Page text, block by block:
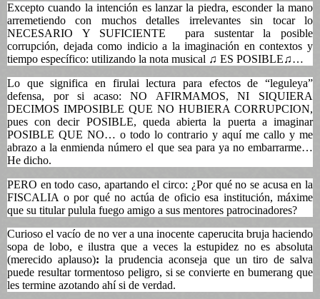
Excepto cuando la intención es lanzar la piedra, esconder la mano
arremetiendo con muchos detalles irrelevantes sin tocar lo
NECESARIO Y SUFICIENTE
para sustentar la posible
corrupción, dejada como indicio a la imaginación en contextos y
tiempo específico: utilizando la nota musical ♫ ES POSIBLE♫…
Lo que significa en firulai lectura para efectos de “leguleya”
defensa, por si acaso: NO AFIRMAMOS, NI SIQUIERA
DECIMOS IMPOSIBLE QUE NO HUBIERA CORRUPCION,
pues con decir POSIBLE, queda abierta la puerta a imaginar
POSIBLE QUE NO… o todo lo contrario y aquí me callo y me
abrazo a la enmienda número el que sea para ya no embarrarme…
He dicho.
PERO en todo caso, apartando el circo: ¿Por qué no se acusa en la
FISCALIA o por qué no actúa de oficio esa institución, máxime
que su titular pulula fuego amigo a sus mentores patrocinadores?
Curioso el vacío de no ver a una inocente caperucita bruja haciendo
sopa de lobo, e ilustra que a veces la estupidez no es absoluta
(merecido aplauso): la prudencia aconseja que un tiro de salva
puede resultar tormentoso peligro, si se convierte en bumerang que
les termine azotando ahí si de verdad.